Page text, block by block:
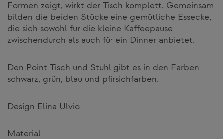
Formen zeigt, wirkt der Tisch komplett. Gemeinsam
bilden die beiden Stücke eine gemütliche Essecke,
die sich sowohl für die kleine Kaffeepause
zwischendurch als auch für ein Dinner anbietet.
Den Point Tisch und Stuhl gibt es in den Farben
schwarz, grün, blau und pfirsichfarben.
Design Elina Ulvio
Material